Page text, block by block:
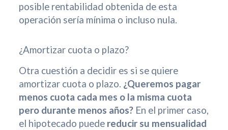
posible rentabilidad obtenida de esta
operación sería mínima o incluso nula.
¿Amortizar cuota o plazo?
Otra cuestión a decidir es si se quiere
amortizar cuota o plazo. ¿Queremos pagar
menos cuota cada mes o la misma cuota
pero durante menos años? En el primer caso,
el hipotecado puede reducir su mensualidad